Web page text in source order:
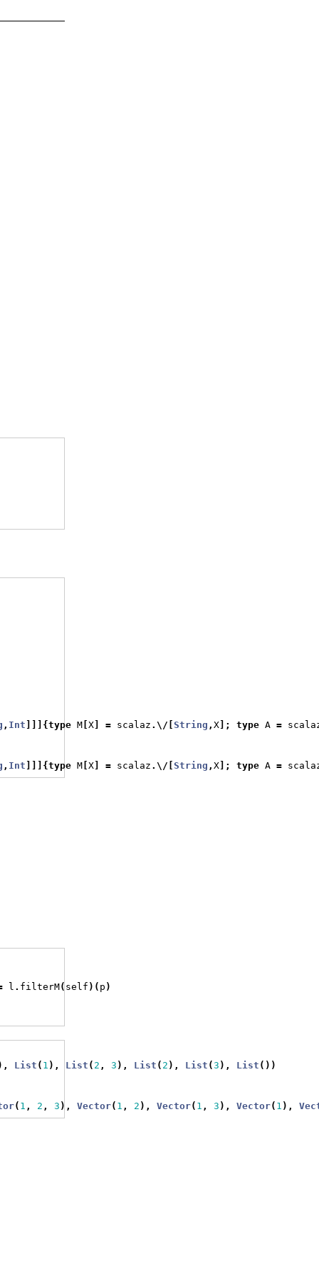
, Int ]]]{type M [X = scalaz .\/[String ,X ]; type A =
, Int ]]]{type M [X = scalaz .\/[String ,X ]; type A =
l . filterM( self )( p )
List ( 1 ), List ( 2 , 3 ), List ( 2 ), List (3 ), List ())
( 1 , 2 , 3 ), Vector( 1 , 2 ), Vector( 1 , 3 ), Vector( 1 ),